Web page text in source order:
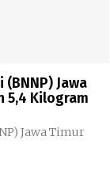
Jawa
5,4 Kilogram
Jawa Timur